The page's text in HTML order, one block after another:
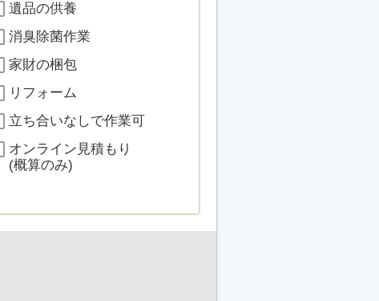
遺品の供養
消臭除菌作業
家財の梱包
リフォーム
立ち合いなしで作業可
オンライン見積もり
(概算のみ)